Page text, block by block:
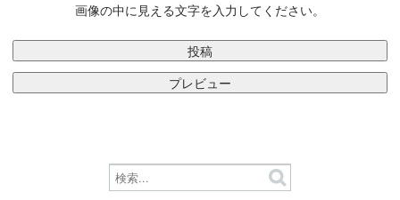
画像の中に見える文字を入力してください。